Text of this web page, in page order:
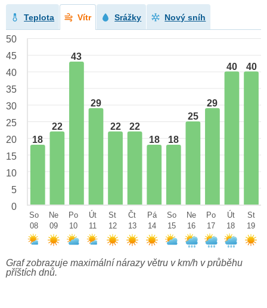
Teplota Vítr Srážky Nový sníh
18
22
43
29
22
22
18
18
25
29
40 40
50
45
40
35
30
25
20
15
10
5
0
So
08
Ne
09
Po
10
Út
11
St
12
Čt
13
Pá
14
So
15
Ne
16
Po
17
Út
18
St
19
Graf zobrazuje maximální nárazy větru v km/h v průběhu
příštích dnů.